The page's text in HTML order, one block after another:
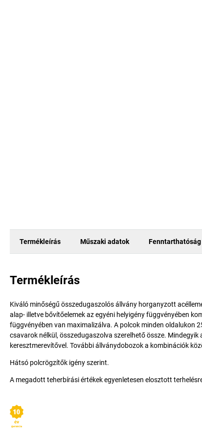
Termékleírás Műszaki adatok Fenntarthatóság
Termékleírás
Kiváló minőségű összedugaszolós állvány horganyzott
alap- illetve bővítőelemek az egyéni helyigény függvényében
függvényében van maximalizálva. A polcok minden oldalukon
csavarok nélkül, összedugaszolva szerelhető össze.
keresztmerevítővel. További állványdobozok a kombinációk
Hátsó polcrögzítők igény szerint.
A megadott teherbírási értékek egyenletesen elosztott